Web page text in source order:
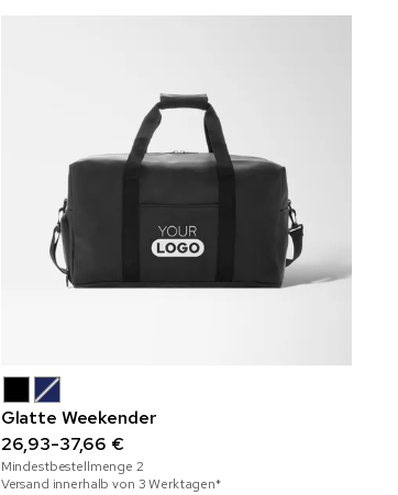
Glatte Weekender
26,93-37,66 €
Mindestbestellmenge 2
Versand innerhalb von 3 Werktagen*